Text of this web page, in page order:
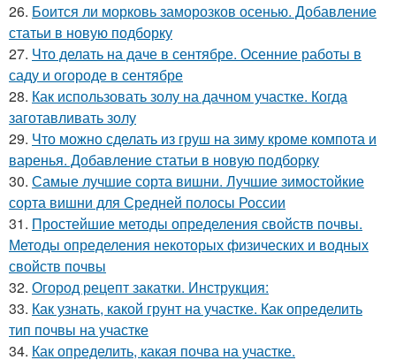
26. Боится ли морковь заморозков осенью. Добавление
статьи в новую подборку
27. Что делать на даче в сентябре. Осенние работы в
саду и огороде в сентябре
28. Как использовать золу на дачном участке. Когда
заготавливать золу
29. Что можно сделать из груш на зиму кроме компота и
варенья. Добавление статьи в новую подборку
30. Самые лучшие сорта вишни. Лучшие зимостойкие
сорта вишни для Средней полосы России
31. Простейшие методы определения свойств почвы.
Методы определения некоторых физических и водных
свойств почвы
32. Огород рецепт закатки. Инструкция:
33. Как узнать, какой грунт на участке. Как определить
тип почвы на участке
34. Как определить, какая почва на участке.